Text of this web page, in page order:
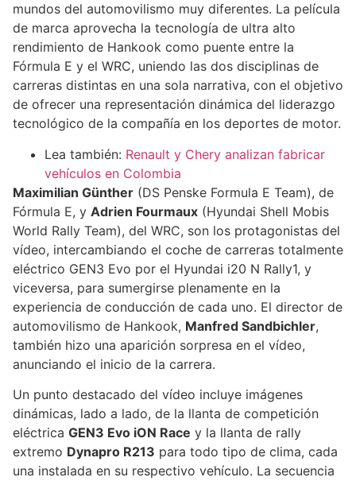
mundos del automovilismo muy diferentes. La película
de marca aprovecha la tecnología de ultra alto
rendimiento de Hankook como puente entre la
Fórmula E y el WRC, uniendo las dos disciplinas de
carreras distintas en una sola narrativa, con el objetivo
de ofrecer una representación dinámica del liderazgo
tecnológico de la compañía en los deportes de motor.
Lea también: Renault y Chery analizan fabricar
vehículos en Colombia
Maximilian Günther (DS Penske Formula E Team), de
Fórmula E, y Adrien Fourmaux (Hyundai Shell Mobis
World Rally Team), del WRC, son los protagonistas del
vídeo, intercambiando el coche de carreras totalmente
eléctrico GEN3 Evo por el Hyundai i20 N Rally1, y
viceversa, para sumergirse plenamente en la
experiencia de conducción de cada uno. El director de
automovilismo de Hankook, Manfred Sandbichler,
también hizo una aparición sorpresa en el vídeo,
anunciando el inicio de la carrera.
Un punto destacado del vídeo incluye imágenes
dinámicas, lado a lado, de la llanta de competición
eléctrica GEN3 Evo iON Race y la llanta de rally
extremo Dynapro R213 para todo tipo de clima, cada
una instalada en su respectivo vehículo. La secuencia